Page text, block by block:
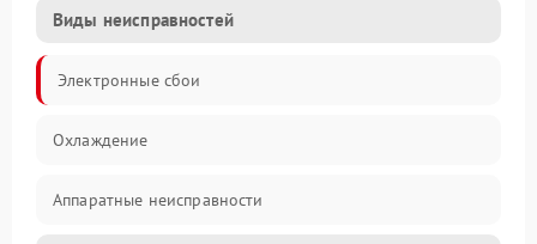
Виды неисправностей
Электронные сбои
Охлаждение
Аппаратные неисправности